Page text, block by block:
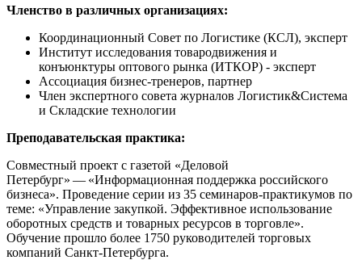
Членство в различных организациях:
Координационный Совет по Логистике (КСЛ), эксперт
Институт исследования товародвижения и
конъюнктуры оптового рынка (ИТКОР) - эксперт
Ассоциация бизнес-тренеров, партнер
Член экспертного совета журналов Логистик&Система
и Складские технологии
Преподавательская практика:
Совместный проект с газетой «Деловой
Петербург» — «Информационная поддержка российского
бизнеса». Проведение серии из 35 семинаров-практикумов по
теме: «Управление закупкой. Эффективное использование
оборотных средств и товарных ресурсов в торговле».
Обучение прошло более 1750 руководителей торговых
компаний Санкт-Петербурга.